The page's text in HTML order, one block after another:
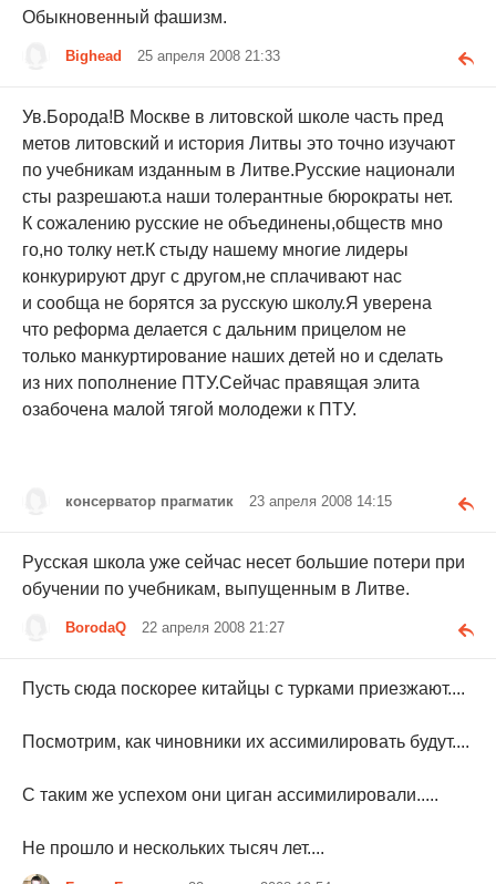
Обыкновенный фашизм.
Bighead 25 апреля 2008 21:33
Ув.Борода!В Москве в литовской школе часть пред
метов литовский и история Литвы это точно изучают
по учебникам изданным в Литве.Русские национали
сты разрешают.а наши толерантные бюрократы нет.
К сожалению русские не объединены,обществ мно
го,но толку нет.К стыду нашему многие лидеры
конкурируют друг с другом,не сплачивают нас
и сообща не борятся за русскую школу.Я уверена
что реформа делается с дальним прицелом не
только манкуртирование наших детей но и сделать
из них пополнение ПТУ.Сейчас правящая элита
озабочена малой тягой молодежи к ПТУ.
консерватор прагматик 23 апреля 2008 14:15
Русская школа уже сейчас несет большие потери при
обучении по учебникам, выпущенным в Литве.
BorodaQ 22 апреля 2008 21:27
Пусть сюда поскорее китайцы с турками приезжают....
Посмотрим, как чиновники их ассимилировать будут....
С таким же успехом они циган ассимилировали.....
Не прошло и нескольких тысяч лет....